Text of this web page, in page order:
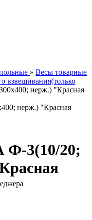
» Весы товарные
взвешивания(только
нерж.) "Красная
3(10/20;